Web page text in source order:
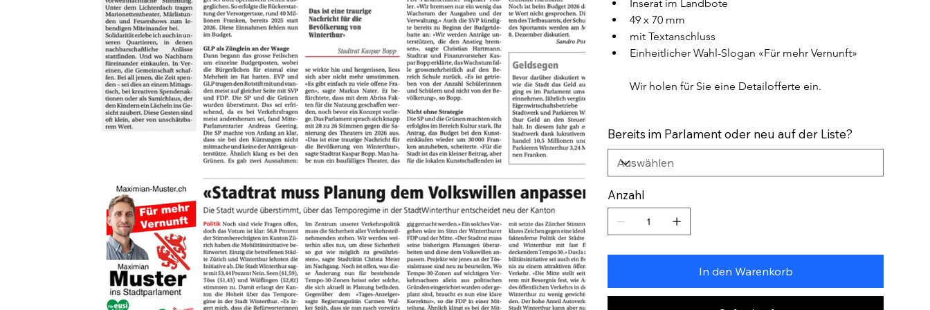
Inserat im Landbote
49 x 70 mm
mit Textanschluss
Wir holen für Sie eine Detailofferte ein.
Bereits im Parlament oder neu auf der Liste?
Anzahl
In den Warenkorb